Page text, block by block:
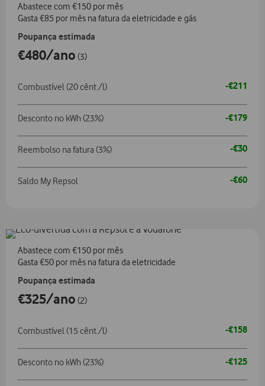
Abastece com €150 por mês
Gasta €85 por mês na fatura da eletricidade e gás
Poupança estimada
€480/ano (3)
Combustível (20 cênt./l) -€211
Desconto no kWh (23%) -€179
Reembolso na fatura (3%) -€30
Saldo My Repsol -€60
Abastece com €150 por mês
Gasta €50 por mês na fatura da eletricidade
Poupança estimada
€325/ano (2)
Combustível (15 cênt./l) -€158
Desconto no kWh (23%) -€125